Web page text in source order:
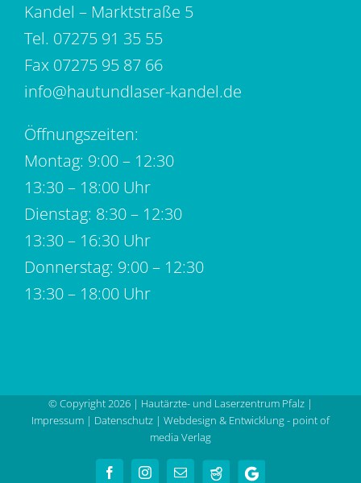
Kandel – Marktstraße 5
Tel. 07275 91 35 55
Fax 07275 95 87 66
info@hautundlaser-kandel.de
Öffnungszeiten:
Montag: 9:00 – 12:30
13:30 – 18:00 Uhr
Dienstag: 8:30 – 12:30
13:30 – 16:30 Uhr
Donnerstag: 9:00 – 12:30
13:30 – 18:00 Uhr
© Copyright2026 | Hautärzte- und Laserzentrum Pfalz |
Impressum | Datenschutz | Webdesign & Entwicklung - point of
media Verlag
FacebookInstagramE-MailJameda Google